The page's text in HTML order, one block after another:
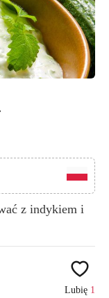
z indykiem i
Lubię 1